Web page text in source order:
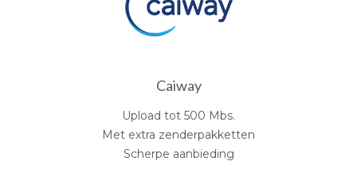
Caiway
Upload tot 500 Mbs.
Met extra zenderpakketten
Scherpe aanbieding